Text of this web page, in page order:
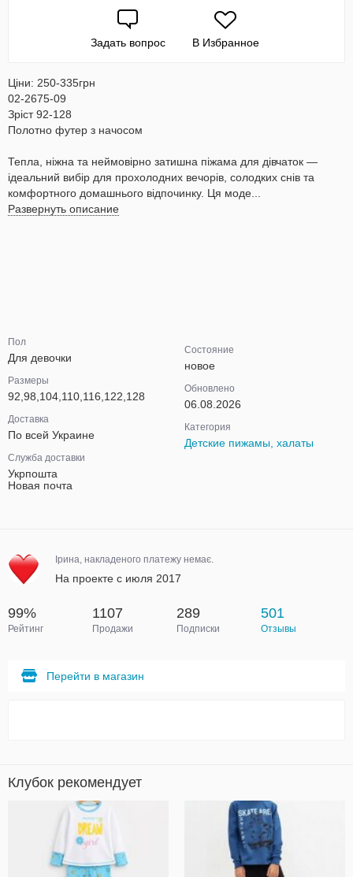
Задать вопрос В Избранное
Ціни: 250-335грн
02-2675-09
Зріст 92-128
Полотно футер з начосом
Тепла, ніжна та неймовірно затишна піжама для дівчаток —
ідеальний вибір для прохолодних вечорів, солодких снів та
комфортного домашнього відпочинку. Ця моде...
Развернуть описание
Пол
Для девочки
Размеры
92,98,104,110,116,122,128
Доставка
По всей Украине
Служба доставки
Укрпошта
Новая почта
Состояние
новое
Обновлено
06.08.2026
Категория
Детские пижамы, халаты
Ірина, накладеного платежу немає.
На проекте с июля 2017
99%
Рейтинг
1107
Продажи
289
Подписки
501
Отзывы
Перейти в магазин
Клубок рекомендует